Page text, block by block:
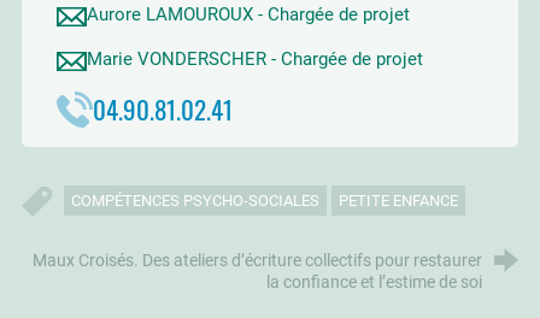
Aurore LAMOUROUX - Chargée de projet
Marie VONDERSCHER - Chargée de projet
04.90.81.02.41
COMPÉTENCES PSYCHO-SOCIALES PETITE ENFANCE
Maux Croisés. Des ateliers d’écriture collectifs pour restaurer
la confiance et l’estime de soi